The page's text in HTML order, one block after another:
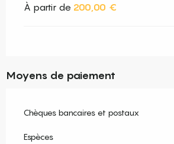
À partir de 200,00 €
Moyens de paiement
Chèques bancaires et postaux
Espèces